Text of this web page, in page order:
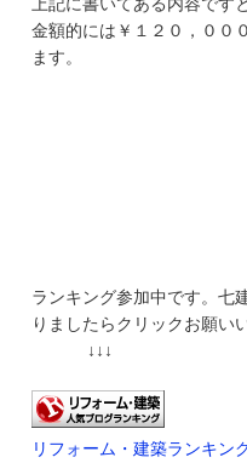
金額的には￥１２０，００
ます。
ランキング参加中です。七
りましたらクリックお願い
↓↓↓
リフォーム・建築ランキン